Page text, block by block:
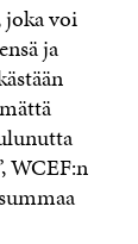
joka voi
ja
WCEF:n